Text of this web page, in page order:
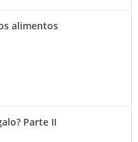
alimentos
Parte II